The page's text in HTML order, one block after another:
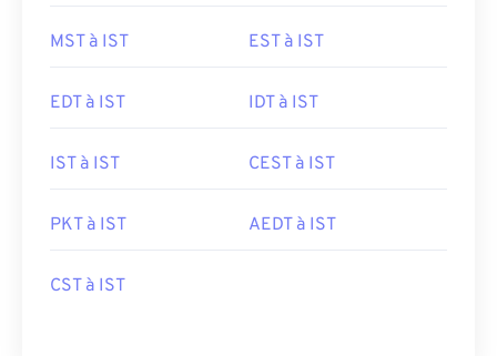
MST à IST EST à IST
EDT à IST IDT à IST
IST à IST CEST à IST
PKT à IST AEDT à IST
CST à IST